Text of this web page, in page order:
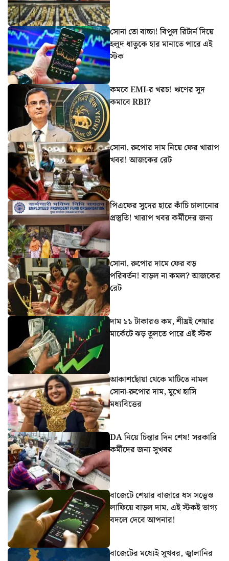
সোনা তো বাচ্চা! বিপুল রিটার্ন দিয়ে
হলুদ ধাতুকে হার মানাতে পারে এই
স্টক
কমবে EMI-র খরচ! ঋণের সুদ
কমাবে RBI?
সোনা, রুপোর দাম নিয়ে ফের খারাপ
খবর! আজকের রেট
পিএফের সুদের হারে কাঁচি চালানোর
প্রস্তুতি! খারাপ খবর কর্মীদের জন্য
সোনা, রুপোর দামে ফের বড়
পরিবর্তন! বাড়ল না কমল? আজকের
রেট
দাম ১১ টাকারও কম, শীঘ্রই শেয়ার
মার্কেটে ঝড় তুলতে পারে এই স্টক
আকাশছোঁয়া থেকে মাটিতে নামল
সোনা-রুপোর দাম, মুখে হাসি
মধ্যবিত্তের
DA নিয়ে চিন্তার দিন শেষ! সরকারি
কর্মীদের জন্য সুখবর
বাজেটে শেয়ার বাজারে ধস সত্ত্বেও
লাফিয়ে বাড়ল দাম, এই স্টকই ভাগ্য
বদলে দেবে আপনার!
বাজেটের মধ্যেই সুখবর, জ্বালানির